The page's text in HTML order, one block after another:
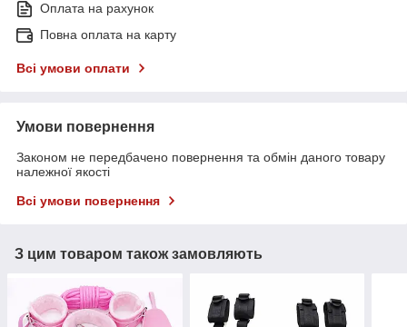
Оплата на рахунок
Повна оплата на карту
Всі умови оплати
Умови повернення
Законом не передбачено повернення та обмін даного товару
належної якості
Всі умови повернення
З цим товаром також замовляють